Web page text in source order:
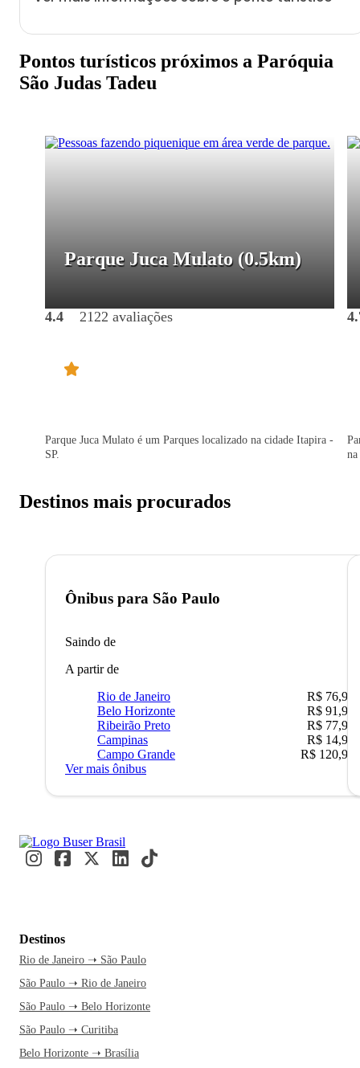
Pontos turísticos próximos a Paróquia
São Judas Tadeu
Parque Juca Mulato (0.5km)
4.4 2122 avaliações
Parque Juca Mulato é um Parques localizado na cidade Itapira -
SP.
Destinos mais procurados
Ônibus para São Paulo
Saindo de
A partir de
Rio de Janeiro
R$ 76,90
Belo Horizonte
R$ 91,90
Ribeirão Preto
R$ 77,90
Campinas
R$ 14,90
Campo Grande
R$ 120,90
Ver mais ônibus
Destinos
Rio de Janeiro ➝ São Paulo
São Paulo ➝ Rio de Janeiro
São Paulo ➝ Belo Horizonte
São Paulo ➝ Curitiba
Belo Horizonte ➝ Brasília